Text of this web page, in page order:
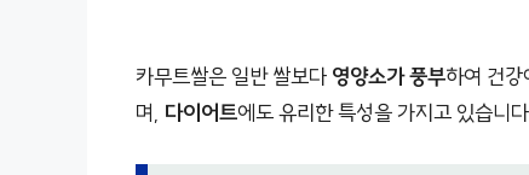
카무트쌀은 일반 쌀보다 영양소가 풍부하여 건
며, 다이어트에도 유리한 특성을 가지고 있습니